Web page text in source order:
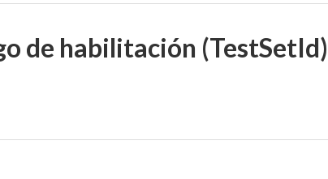
de habilitación (TestSetId)